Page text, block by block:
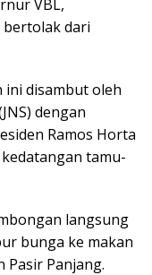
VBL,
bertolak dari
ini disambut oleh
dengan
Ramos Horta
tamu-
langsung
bunga ke makan
Pasir Panjang.